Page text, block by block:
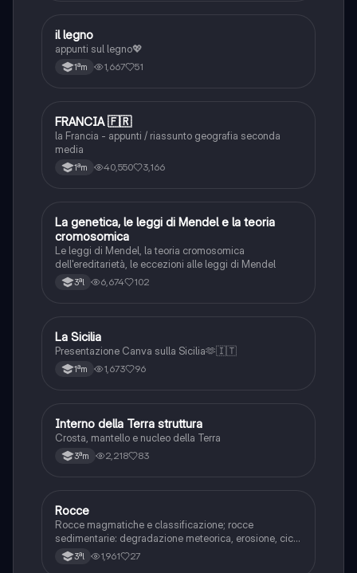
IScienze
il legno
appunti sul legno💖
1ªm 1,667 51
FAmbiente
FRANCIA 🇫🇷
la Francia - appunti / riassunto geografia seconda
media
1ªm 40,550 3,166
L Scienze
La genetica, le leggi di Mendel e la teoria
cromosomica
Le leggi di Mendel, la teoria cromosomica
dell'ereditarietà, le eccezioni alle leggi di Mendel
3ªl 6,674 102
L Ambiente
La Sicilia
Presentazione Canva sulla Sicilia🫶🇮🇹
1ªm 1,673 96
IScienze
Interno della Terra struttura
Crosta, mantello e nucleo della Terra
3ªm 2,218 83
RScienze
Rocce
Rocce magmatiche e classificazione; rocce
sedimentarie: degradazione meteorica, erosione, ciclo
sedimentario, classificazione; rocce metamorfiche:
metamorfismo, caratteristiche e classificazione
3ªl 1,961 27